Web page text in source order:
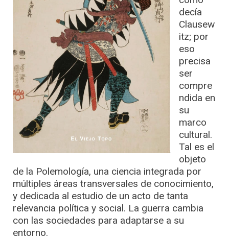
decía
Clausew
itz; por
eso
precisa
ser
compre
ndida en
su
marco
cultural.
Tal es el
objeto
de la Polemología, una ciencia integrada por
múltiples áreas transversales de conocimiento,
y dedicada al estudio de un acto de tanta
relevancia política y social. La guerra cambia
con las sociedades para adaptarse a su
entorno.